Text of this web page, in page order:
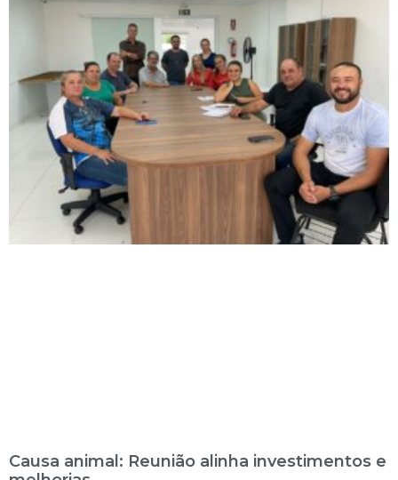
Causa animal: Reunião alinha investimentos e